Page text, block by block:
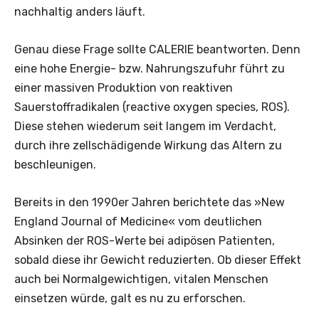
nachhaltig anders läuft.
Genau diese Frage sollte CALERIE beantworten. Denn
eine hohe Energie- bzw. Nahrungszufuhr führt zu
einer massiven Produktion von reaktiven
Sauerstoffradikalen (reactive oxygen species, ROS).
Diese stehen wiederum seit langem im Verdacht,
durch ihre zellschädigende Wirkung das Altern zu
beschleunigen.
Bereits in den 1990er Jahren berichtete das »New
England Journal of Medicine« vom deutlichen
Absinken der ROS-Werte bei adipösen Patienten,
sobald diese ihr Gewicht reduzierten. Ob dieser Effekt
auch bei Normalgewichtigen, vitalen Menschen
einsetzen würde, galt es nu zu erforschen.